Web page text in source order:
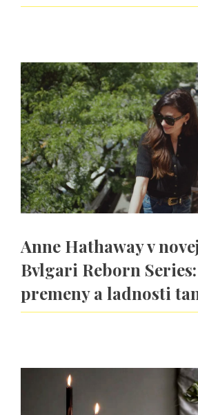
Anne Hathaway v
Bvlgari Reborn
premeny a ladnosti